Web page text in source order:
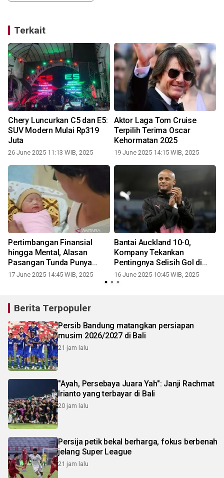
Terkait
Chery Luncurkan C5 dan E5:
SUV Modern Mulai Rp319
Juta
26 June 2025 11:13 WIB, 2025
Aktor Laga Tom Cruise
Terpilih Terima Oscar
Kehormatan 2025
19 June 2025 14:15 WIB, 2025
Pertimbangan Finansial
hingga Mental, Alasan
Pasangan Tunda Punya
Anak
17 June 2025 14:45 WIB, 2025
Bantai Auckland 10-0,
Kompany Tekankan
Pentingnya Selisih Gol di
Grup Berat
16 June 2025 10:45 WIB, 2025
Berita Terpopuler
Persib Bandung matangkan persiapan
musim 2026/2027 di Bali
21 jam lalu
"Ayah, Persebaya Juara Yah": Janji Rachmat
Irianto yang terbayar di Bali
20 jam lalu
Persija petik bekal berharga, fokus berbenah
jelang Super League
21 jam lalu